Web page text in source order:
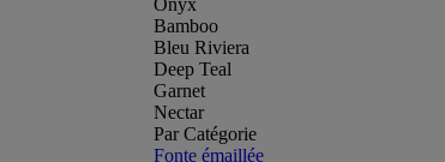
Onyx
Bamboo
Bleu Riviera
Deep Teal
Garnet
Nectar
Par Catégorie
Fonte émaillée